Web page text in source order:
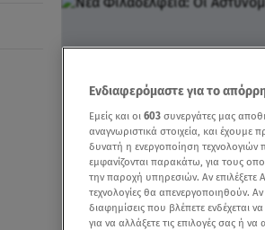
Ενδιαφερόμαστε για το
Εμείς και οι 603 συνεργάτες μας
αναγνωριστικά στοιχεία, και
δυνατή η ενεργοποίηση
εμφανίζονται παρακάτω, για τους
την παροχή υπηρεσιών. Αν
τεχνολογίες θα απενεργοποιηθούν.
διαφημίσεις που βλέπετε ενδέχεται
για να αλλάξετε τις επιλογές σας ή